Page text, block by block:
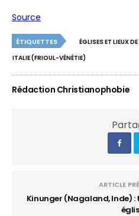
Source
ÉTIQUETTES ÉGLISES ET LIEUX
ITALIE (FRIOUL-VÉNÉTIE)
Rédaction Christianophobie
ARTICLE
Kinunger (Nagaland, Inde)